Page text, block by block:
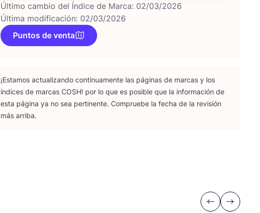
Último cambio del Índice de Marca: 02/03/2026
Última modificación: 02/03/2026
Puntos de venta
¡Esta­mos actua­li­zan­do con­ti­nua­men­te las pági­nas de mar­cas y los
índi­ces de mar­cas COSH! por lo que es posi­ble que la infor­ma­ción de
esta pági­na ya no sea per­ti­nen­te. Com­prue­be la fecha de la revi­sión
más arriba.
Previous
Next